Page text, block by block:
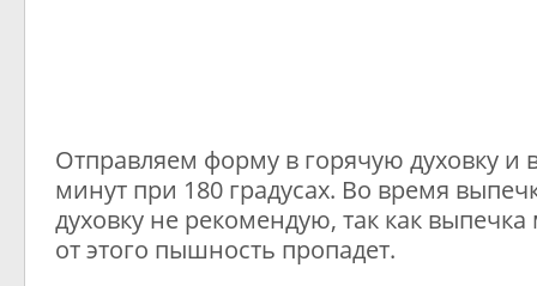
Отправляем форму в горячую духовку и
минут при 180 градусах. Во время
духовку не рекомендую, так как
от этого пышность пропадет.